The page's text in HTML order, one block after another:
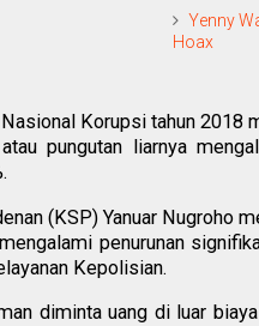
Yenny
Hoax
Korupsi tahun 2018
pungutan liarnya
(KSP) Yanuar Nugroho
penurunan
Kepolisian.
diminta uang di luar